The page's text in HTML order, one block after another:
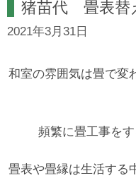
猪苗代 畳表替
2021年3月31日
和室の雰囲気は畳で変
頻繁に畳工事を
畳表や畳縁は生活する